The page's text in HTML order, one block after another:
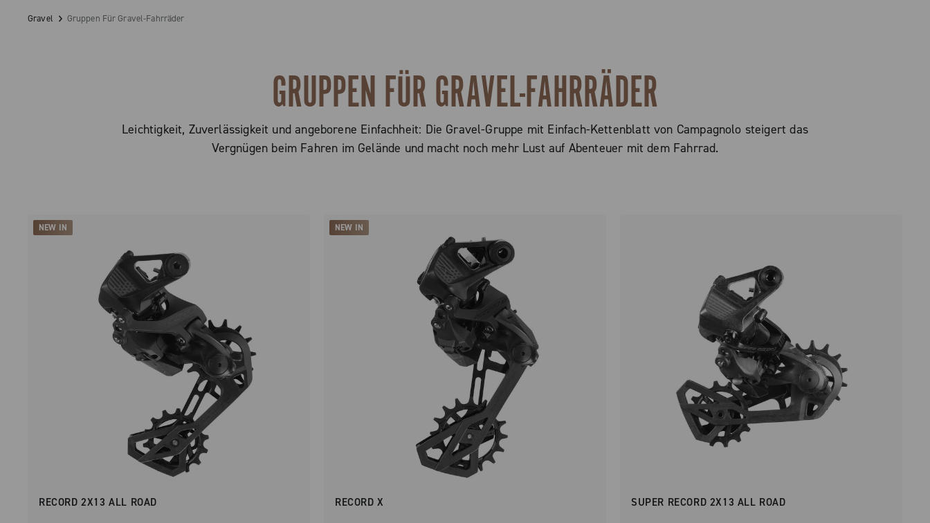
Gravel Gruppen Für Gravel-Fahrräder
GRUPPEN FÜR GRAVEL-FAHRRÄDER
Leichtigkeit, Zuverlässigkeit und angeborene Einfachheit: Die Gravel-Gruppe mit Einfach-Kettenblatt von Campagnolo steigert das
Vergnügen beim Fahren im Gelände und macht noch mehr Lust auf Abenteuer mit dem Fahrrad.
NEW IN
RECORD 2X13 ALL ROAD
NEW IN
RECORD X SUPER RECORD 2X13 ALL ROAD